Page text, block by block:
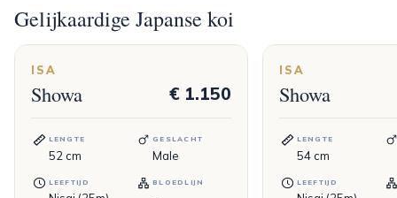
Gelijkaardige Japanse koi
ISA
Showa € 1.150
LENGTE
52 cm
GESLACHT
Male
LEEFTIJD BLOEDLIJN
ISA
Showa
LENGTE
54cm
LEEFTIJD